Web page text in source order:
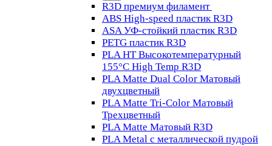
R3D премиум филамент
ABS High-speed пластик R3D
ASA УФ-стойкий пластик R3D
PETG пластик R3D
PLA HT Высокотемпературный
155°C High Temp R3D
PLA Matte Dual Color Матовый
двухцветный
PLA Matte Tri-Color Матовый
Трехцветный
PLA Matte Матовый R3D
PLA Metal с металлической пудрой